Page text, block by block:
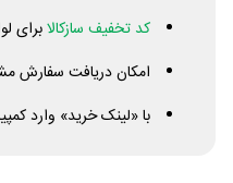
کد تخفیف سازکالابرای
امکان دریافت سفارش
با «لینک خرید» وارد